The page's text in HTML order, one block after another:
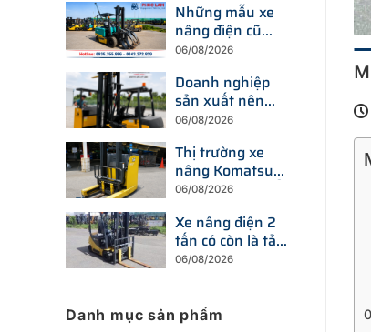
Những mẫu xe
nâng điện cũ
đang được tìm
trên thị trường
hiện nay
06/08/2026
Doanh nghiệp
sản xuất nên
chọn xe nâng
nâng dầu để tối
ưu chi phí?
06/08/2026
Thị trường xe
nâng Komatsu
cũ đang thay đổi
hướng đầu tư
thiết bị mới?
06/08/2026
Xe nâng điện 2
tấn có còn là tải
trọng được
năm 2026?
06/08/2026
Danh mục sản phẩm